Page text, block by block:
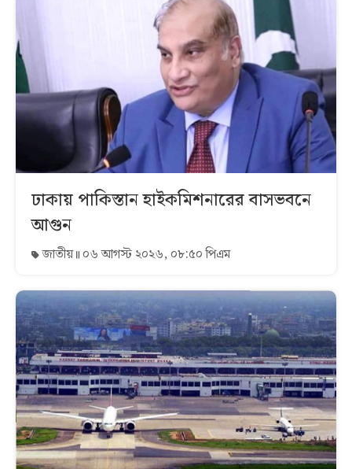
ঢাকায় পাকিস্তান হাইকমিশনারের বাসভবনে
আগুন
জাতীয় ০৬ আগস্ট ২০২৬, ০৮:৫০ পিএম